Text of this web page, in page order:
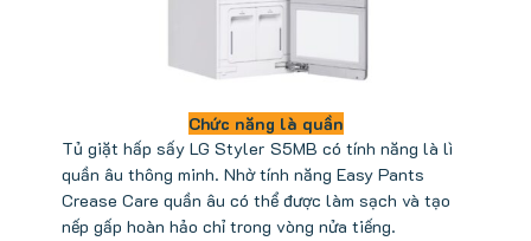
Chức năng là quần
Tủ giặt hấp sấy LG Styler S5MB có tính năng là lì
quần âu thông minh. Nhờ tính năng Easy Pants
Crease Care quần âu có thể được làm sạch và tạo
nếp gấp hoàn hảo chỉ trong vòng nửa tiếng.